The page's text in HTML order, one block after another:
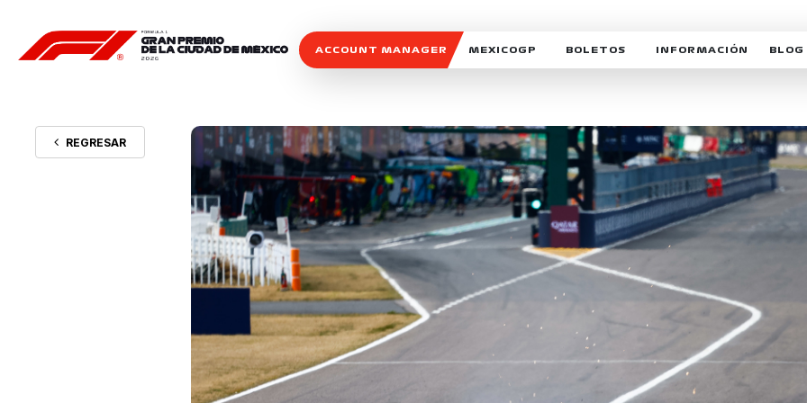
ACCOUNT MANAGER MEXICOGP
SOSTENIBILIDAD
CELEBRA CON NOSOTROS
BOLETOS INFORMACIÓN
DERECHO DE PRIMERA
REFORESTEMOS
MOTORSPORT
VOLUNTARIOS
CAMPEONATO
PATROCINADORES
LEGALES
BLOG
REGRESAR